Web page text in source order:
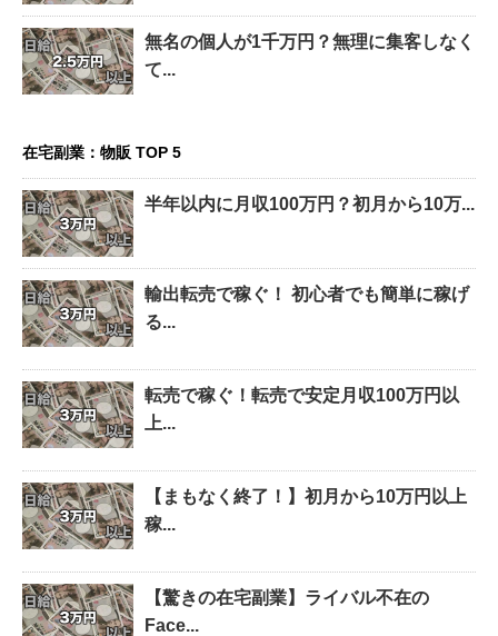
無名の個人が1千万円？無理に集客しなく
て...
在宅副業：物販 TOP 5
半年以内に月収100万円？初月から10万...
輸出転売で稼ぐ！ 初心者でも簡単に稼げ
る...
転売で稼ぐ！転売で安定月収100万円以
上...
【まもなく終了！】初月から10万円以上
稼...
【驚きの在宅副業】ライバル不在の
Face...